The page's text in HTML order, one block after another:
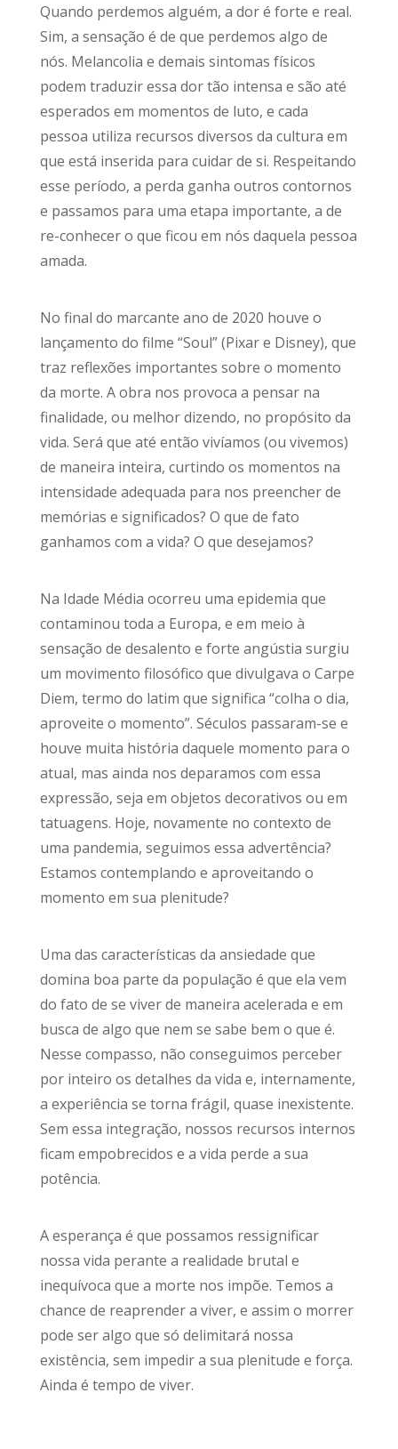
Quando perdemos alguém, a dor é forte e real.
Sim, a sensação é de que perdemos algo de
nós. Melancolia e demais sintomas físicos
podem traduzir essa dor tão intensa e são até
esperados em momentos de luto, e cada
pessoa utiliza recursos diversos da cultura em
que está inserida para cuidar de si. Respeitando
esse período, a perda ganha outros contornos
e passamos para uma etapa importante, a de
re-conhecer o que ficou em nós daquela pessoa
amada.
No final do marcante ano de 2020 houve o
lançamento do filme “Soul” (Pixar e Disney), que
traz reflexões importantes sobre o momento
da morte. A obra nos provoca a pensar na
finalidade, ou melhor dizendo, no propósito da
vida. Será que até então vivíamos (ou vivemos)
de maneira inteira, curtindo os momentos na
intensidade adequada para nos preencher de
memórias e significados? O que de fato
ganhamos com a vida? O que desejamos?
Na Idade Média ocorreu uma epidemia que
contaminou toda a Europa, e em meio à
sensação de desalento e forte angústia surgiu
um movimento filosófico que divulgava o Carpe
Diem, termo do latim que significa “colha o dia,
aproveite o momento”. Séculos passaram-se e
houve muita história daquele momento para o
atual, mas ainda nos deparamos com essa
expressão, seja em objetos decorativos ou em
tatuagens. Hoje, novamente no contexto de
uma pandemia, seguimos essa advertência?
Estamos contemplando e aproveitando o
momento em sua plenitude?
Uma das características da ansiedade que
domina boa parte da população é que ela vem
do fato de se viver de maneira acelerada e em
busca de algo que nem se sabe bem o que é.
Nesse compasso, não conseguimos perceber
por inteiro os detalhes da vida e, internamente,
a experiência se torna frágil, quase inexistente.
Sem essa integração, nossos recursos internos
ficam empobrecidos e a vida perde a sua
potência.
A esperança é que possamos ressignificar
nossa vida perante a realidade brutal e
inequívoca que a morte nos impõe. Temos a
chance de reaprender a viver, e assim o morrer
pode ser algo que só delimitará nossa
existência, sem impedir a sua plenitude e força.
Ainda é tempo de viver.